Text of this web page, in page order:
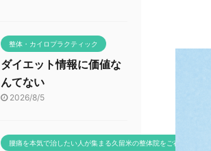
整体・カイロプラクティック
ダイエット情報に価値な
んてない
2026/8/5
腰痛を本気で治したい人が集まる久留米の整体院をご存知ですか？